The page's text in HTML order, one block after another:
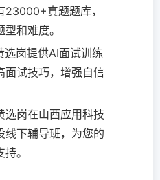
23000+真题题库，
和难度。
选岗提供AI面试训练
面试技巧，增强自信
选岗在山西应用科技
线下辅导班，为您的
。